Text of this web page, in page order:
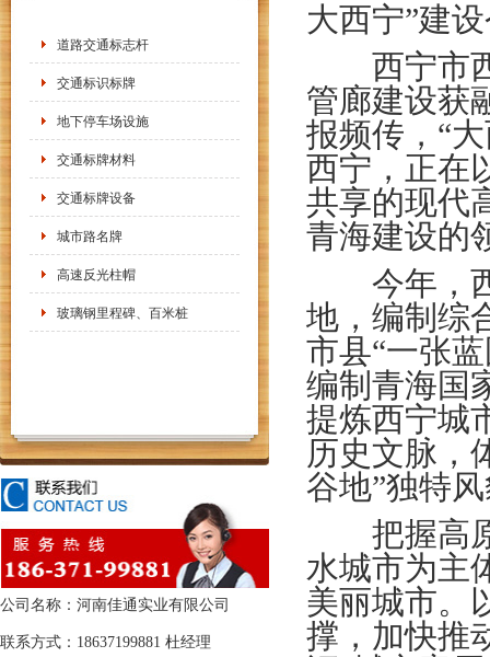
道路交通标志杆
交通标识标牌
地下停车场设施
交通标牌材料
交通标牌设备
城市路名牌
高速反光柱帽
玻璃钢里程碑、百米桩
公司名称：河南佳通实业有限公司
联系方式：18637199881 杜经理
大西宁”建
西宁市西
管廊建设获
报频传，“
西宁，正在
共享的现代
青海建设的
今年，西
地，编制综
市县“一张
编制青海国
提炼西宁城
历史文脉，
谷地”独特
把握高原
水城市为主
美丽城市。
撑，加快推